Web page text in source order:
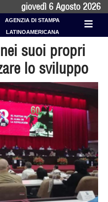
giovedì 6 Agosto 2026
AGENZIA DI STAMPA
LATINOAMERICANA
suoi propri
lo sviluppo